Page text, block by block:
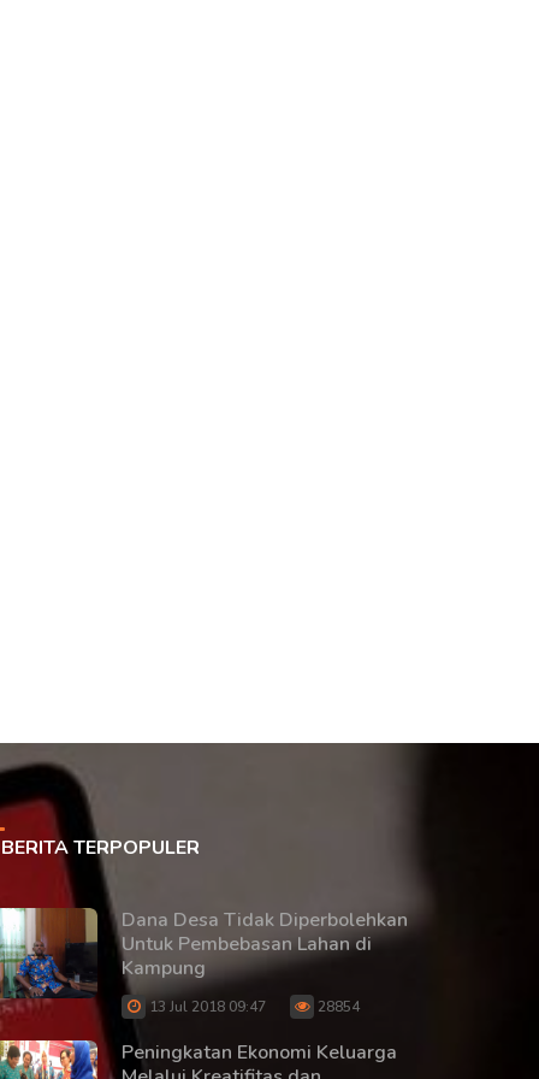
BERITA TERPOPULER
Dana Desa Tidak Diperbolehkan
Untuk Pembebasan Lahan di
Kampung
13 Jul 2018 09:47 28854
Peningkatan Ekonomi Keluarga